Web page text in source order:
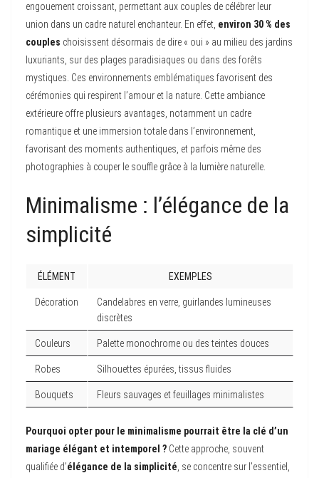
engouement croissant, permettant aux couples de célébrer leur
union dans un cadre naturel enchanteur. En effet, environ 30 % des
couples choisissent désormais de dire « oui » au milieu des jardins
luxuriants, sur des plages paradisiaques ou dans des forêts
mystiques. Ces environnements emblématiques favorisent des
cérémonies qui respirent l’amour et la nature. Cette ambiance
extérieure offre plusieurs avantages, notamment un cadre
romantique et une immersion totale dans l’environnement,
favorisant des moments authentiques, et parfois même des
photographies à couper le souffle grâce à la lumière naturelle.
Minimalisme : l’élégance de la
simplicité
ÉLÉMENT EXEMPLES
Décoration
Candelabres en verre, guirlandes lumineuses
discrètes
Couleurs Palette monochrome ou des teintes douces
Robes Silhouettes épurées, tissus fluides
Bouquets Fleurs sauvages et feuillages minimalistes
Pourquoi opter pour le minimalisme pourrait être la clé d’un
mariage élégant et intemporel ? Cette approche, souvent
qualifiée d’élégance de la simplicité , se concentre sur l’essentiel,